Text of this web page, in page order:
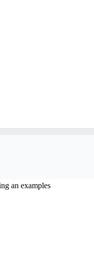
an examples